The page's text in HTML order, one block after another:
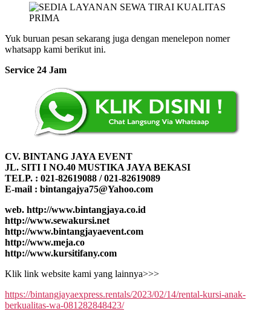
Yuk buruan pesan sekarang juga dengan menelepon nomer
whatsapp kami berikut ini.
Service 24 Jam
CV. BINTANG JAYA EVENT
JL. SITI I NO.40 MUSTIKA JAYA BEKASI
TELP. : 021-82619088 / 021-82619089
E-mail : bintangajya75@Yahoo.com
web. http://www.bintangjaya.co.id
http://www.sewakursi.net
http://www.bintangjayaevent.com
http://www.meja.co
http://www.kursitifany.com
Klik link website kami yang lainnya>>>
https://bintangjayaexpress.rentals/2023/02/14/rental-kursi-anak-
berkualitas-wa-081282848423/